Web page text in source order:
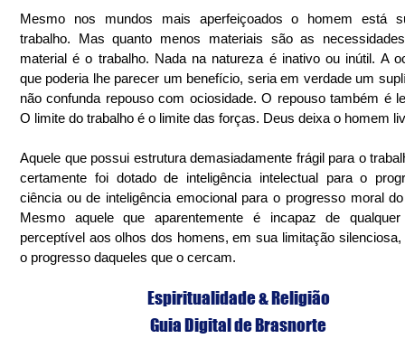
Mesmo nos mundos mais aperfeiçoados o homem está
trabalho. Mas quanto menos materiais são as
material é o trabalho. Nada na natureza é inativo ou inútil. A
que poderia lhe parecer um benefício, seria em verdade um
não confunda repouso com ociosidade. O repouso também é
O limite do trabalho é o limite das forças. Deus deixa o homem
Aquele que possui estrutura demasiadamente frágil para o
certamente foi dotado de inteligência intelectual para o
ciência ou de inteligência emocional para o progresso moral
Mesmo aquele que aparentemente é incapaz de qualquer
perceptível aos olhos dos homens, em sua limitação silenciosa,
o progresso daqueles que o cercam.
Espiritualidade & Religião
Guia Digital de Brasnorte